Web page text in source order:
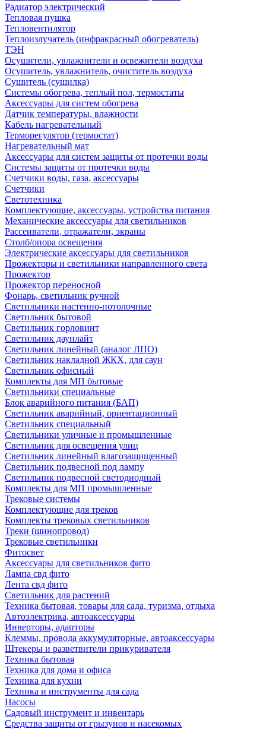
Радиатор электрический
Тепловая пушка
Тепловентилятор
Теплоизлучатель (инфракрасный обогреватель)
ТЭН
Осушители, увлажнители и освежители воздуха
Осушитель, увлажнитель, очиститель воздуха
Сушитель (сушилка)
Системы обогрева, теплый пол, термостаты
Аксессуары для систем обогрева
Датчик температуры, влажности
Кабель нагревательный
Терморегулятор (термостат)
Нагревательный мат
Аксессуары для систем защиты от протечки воды
Системы защиты от протечки воды
Счетчики воды, газа, аксессуары
Счетчики
Светотехника
Комплектующие, аксессуары, устройства питания
Механические аксессуары для светильников
Рассеиватели, отражатели, экраны
Столб/опора освещения
Электрические аксессуары для светильников
Прожекторы и светильники направленного света
Прожектор
Прожектор переносной
Фонарь, светильник ручной
Светильники настенно-потолочные
Светильник бытовой
Светильник горловинт
Светильник даунлайт
Светильник линейный (аналог ЛПО)
Светильник накладной ЖКХ, для саун
Светильник офисный
Комплекты для МП бытовые
Светильники специальные
Блок аварийного питания (БАП)
Светильник аварийный, ориентационный
Светильник специальный
Светильники уличные и промышленные
Светильник для освещения улиц
Светильник линейный влагозащищенный
Светильник подвесной под лампу
Светильник подвесной светодиодный
Комплекты для МП промышленные
Трековые системы
Комплектующие для треков
Комплекты трековых светильников
Треки (шинопровод)
Трековые светильники
Фитосвет
Аксессуары для светильников фито
Лампа свд фито
Лента свд фито
Светильник для растений
Техника бытовая, товары для сада, туризма, отдыха
Автоэлектрика, автоаксессуары
Инверторы, адапторы
Клеммы, провода аккумуляторные, автоаксессуары
Штекеры и разветвители прикуривателя
Техника бытовая
Техника для дома и офиса
Техника для кухни
Техника и инструменты для сада
Насосы
Садовый инструмент и инвентарь
Средства защиты от грызунов и насекомых